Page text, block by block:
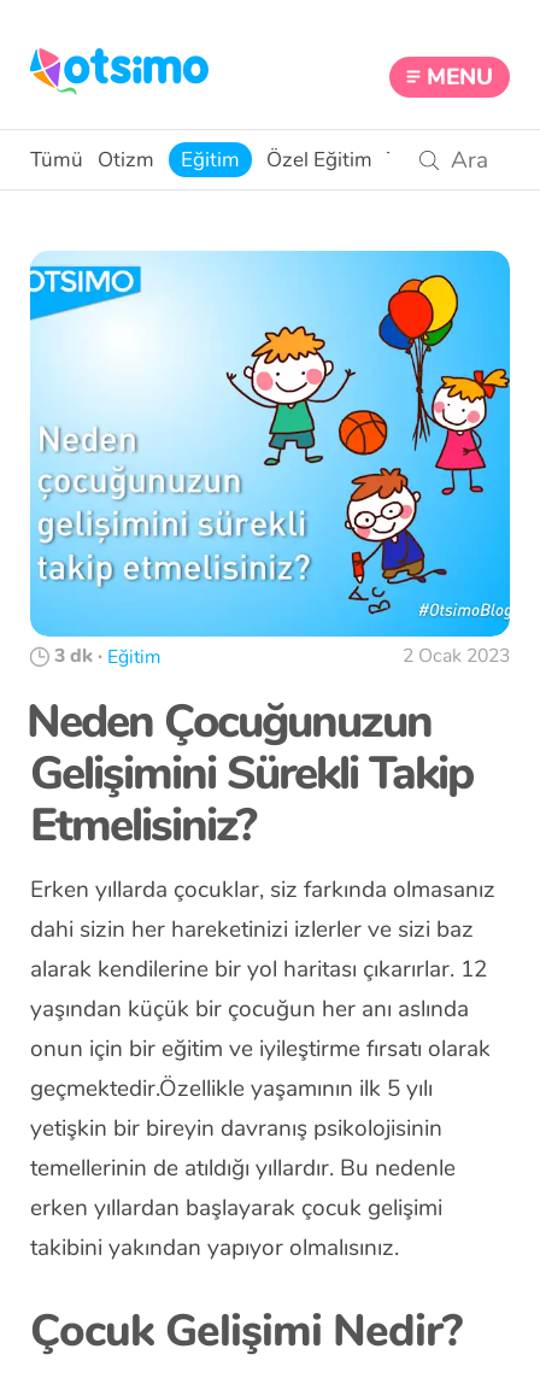
MENU
Tümü Otizm Eğitim Özel Eğitim Teknoloji
3 dk · Eğitim 2 Ocak 2023
Neden Çocuğunuzun
Gelişimini Sürekli Takip
Etmelisiniz?
Erken yıllarda çocuklar, siz farkında olmasanız
dahi sizin her hareketinizi izlerler ve sizi baz
alarak kendilerine bir yol haritası çıkarırlar. 12
yaşından küçük bir çocuğun her anı aslında
onun için bir eğitim ve iyileştirme fırsatı olarak
geçmektedir.Özellikle yaşamının ilk 5 yılı
yetişkin bir bireyin davranış psikolojisinin
temellerinin de atıldığı yıllardır. Bu nedenle
erken yıllardan başlayarak çocuk gelişimi
takibini yakından yapıyor olmalısınız.
Çocuk Gelişimi Nedir?